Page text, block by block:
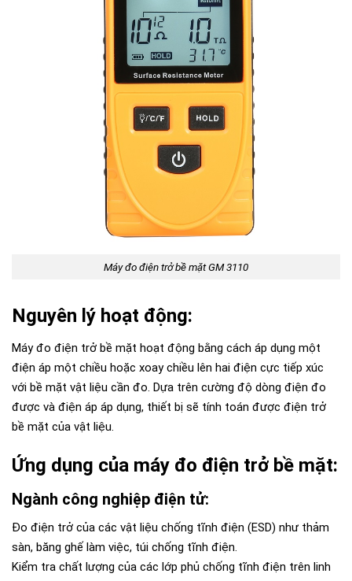
Máy đo điện trở bề mặt GM 3110
Nguyên lý hoạt động:
Máy đo điện trở bề mặt hoạt động bằng cách áp dụng một
điện áp một chiều hoặc xoay chiều lên hai điện cực tiếp xúc
với bề mặt vật liệu cần đo. Dựa trên cường độ dòng điện đo
được và điện áp áp dụng, thiết bị sẽ tính toán được điện trở
bề mặt của vật liệu.
Ứng dụng của máy đo điện trở bề mặt:
Ngành công nghiệp điện tử:
Đo điện trở của các vật liệu chống tĩnh điện (ESD) như thảm
sàn, băng ghế làm việc, túi chống tĩnh điện.
Kiểm tra chất lượng của các lớp phủ chống tĩnh điện trên linh